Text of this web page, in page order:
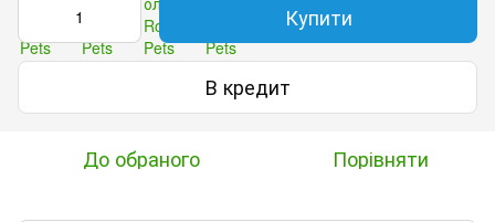
Купити
В кредит
До обраного Порівняти